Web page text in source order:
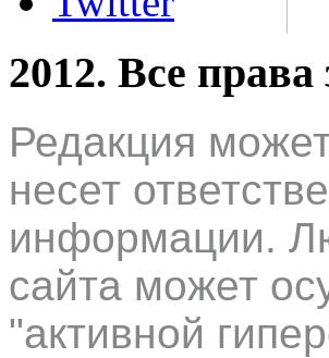
2012. Все
Редакция
несет
информации.
сайта может
"активной